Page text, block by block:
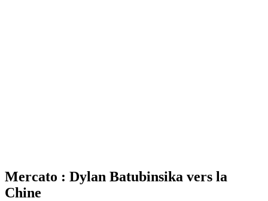
Mercato : Dylan Batubinsika vers la
Chine